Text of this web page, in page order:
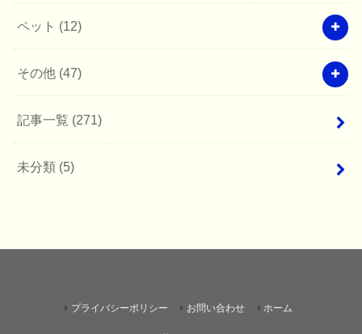
ペット (12)
その他 (47)
記事一覧 (271)
未分類 (5)
プライバシーポリシー お問い合わせ ホーム